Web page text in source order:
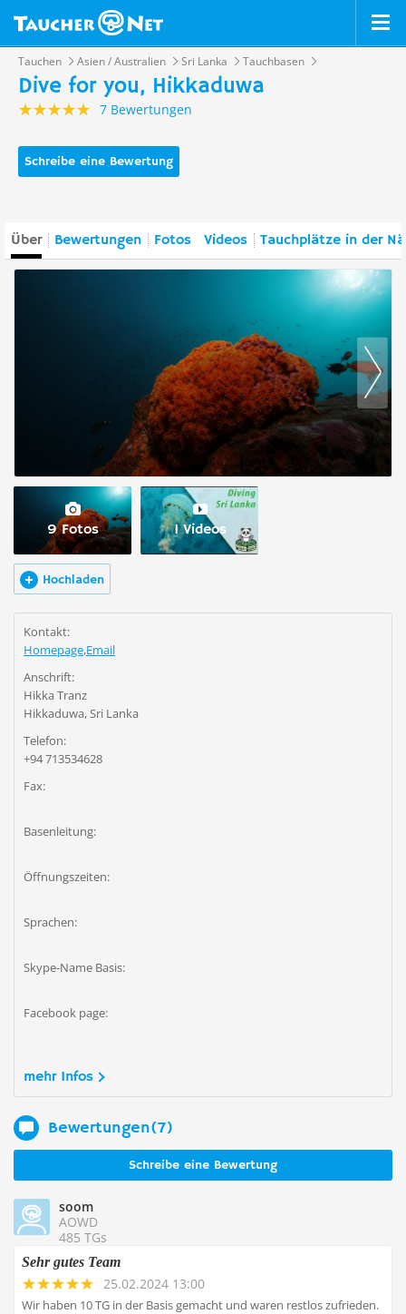
Tauchen Asien / Australien Sri Lanka Tauchbasen
Dive for you, Hikkaduwa
7 Bewertungen
Schreibe eine Bewertung
Über Bewertungen Fotos Videos Tauchplätze in der
9 Fotos 1 Videos
Hochladen
Kontakt:
Homepage,Email
Anschrift:
Hikka Tranz
Hikkaduwa, Sri Lanka
Telefon:
+94 713534628
Fax:
Basenleitung:
Öffnungszeiten:
Sprachen:
Skype-Name Basis:
Facebook page:
mehr Infos
Bewertungen(7)
Schreibe eine Bewertung
soom
AOWD
485 TGs
Sehr gutes Team
25.02.2024 13:00
Wir haben 10 TG in der Basis gemacht und waren restlos zufrieden.